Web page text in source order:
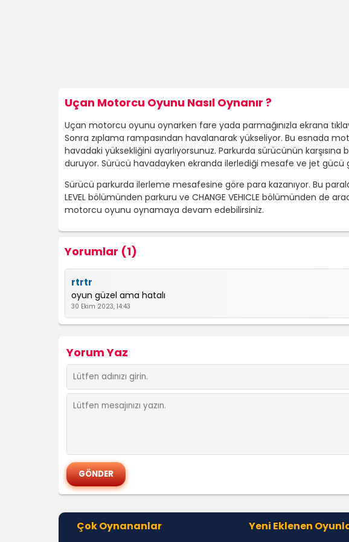
Uçan Motorcu Oyunu Nasıl Oynanır ?
Uçan motorcu oyunu oynarken fare yada parmağınızla ekrana
Sonra zıplama rampasından havalanarak yükseliyor. Bu esnada
havadaki yüksekliğini ayarlıyorsunuz. Parkurda sürücünün
duruyor. Sürücü havadayken ekranda ilerlediği mesafe ve jet gücü
Sürücü parkurda ilerleme mesafesine göre para kazanıyor. Bu
LEVEL bölümünden parkuru ve CHANGE VEHICLE bölümünden de
motorcu oyunu oynamaya devam edebilirsiniz.
Yorumlar (1)
rtrtr
oyun güzel ama hatalı
30 Ekim 2023, 14:43
Yorum Yaz
Çok Oynananlar Yeni Eklenen